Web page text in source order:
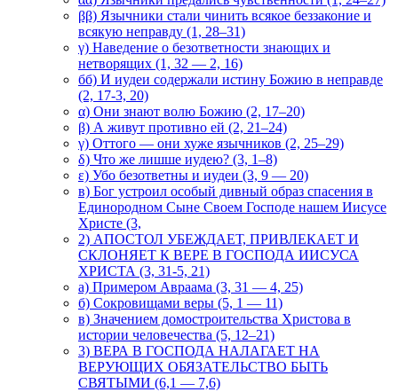
ββ) Язычники стали чинить всякое беззаконие и
всякую неправду (1, 28–31)
γ) Наведение о безответности знающих и
нетворящих (1, 32 — 2, 16)
бб) И иудеи содержали истину Божию в неправде
(2, 17-3, 20)
α) Они знают волю Божию (2, 17–20)
β) А живут противно ей (2, 21–24)
γ) Оттого — они хуже язычников (2, 25–29)
δ) Что же лишше иудею? (3, 1–8)
ε) Убо безответны и иудеи (3, 9 — 20)
в) Бог устроил особый дивный образ спасения в
Единородном Сыне Своем Господе нашем Иисусе
Христе (3,
2) АПОСТОЛ УБЕЖДАЕТ, ПРИВЛЕКАЕТ И
СКЛОНЯЕТ К ВЕРЕ В ГОСПОДА ИИСУСА
ХРИСТА (3, 31-5, 21)
а) Примером Авраама (3, 31 — 4, 25)
б) Сокровищами веры (5, 1 — 11)
в) Значением домостроительства Христова в
истории человечества (5, 12–21)
3) ВЕРА В ГОСПОДА НАЛАГАЕТ НА
ВЕРУЮЩИХ ОБЯЗАТЕЛЬСТВО БЫТЬ
СВЯТЫМИ (6,1 — 7,6)